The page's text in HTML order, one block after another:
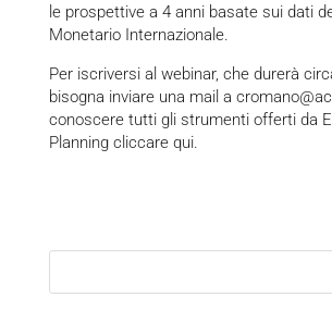
le prospettive a 4 anni basate sui dati
Monetario Internazionale.
Per iscriversi al webinar, che durerà
bisogna inviare una mail a
conoscere tutti gli strumenti offerti da
Planning cliccare qui.